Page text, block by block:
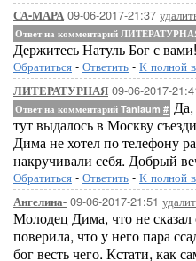
СА-МАРА 09-06-2017-21:37
Ответ на комментарий
Держитесь Натуль Бог с
Обратиться - Ответить - К полной
ЛИТЕРАТУРНАЯ 09-06-2017-
Ответ на комментарий Taniaum # Да,
тут выдалось в Москву
Дима не хотел по телефону
накручивали себя. Добрый
Обратиться - Ответить - К полной
Ангелина- 09-06-2017-21:51
Молодец Дима, что не
поверила, что у него пара
бог весть чего. Кстати, как